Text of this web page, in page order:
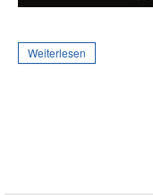
Weiterlesen